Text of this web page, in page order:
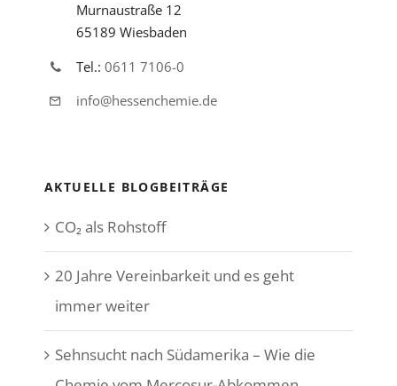
Murnaustraße 12
65189 Wiesbaden
Tel.: 0611 7106-0
info@hessenchemie.de
AKTUELLE BLOGBEITRÄGE
CO₂ als Rohstoff
20 Jahre Vereinbarkeit und es geht
immer weiter
Sehnsucht nach Südamerika – Wie die